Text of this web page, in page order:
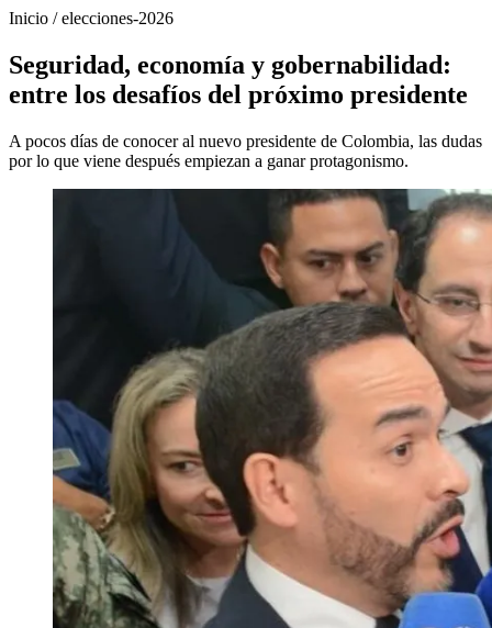
Inicio /elecciones-2026
Seguridad, economía y gobernabilidad:
entre los desafíos del próximo presidente
A pocos días de conocer al nuevo presidente de Colombia, las dudas
por lo que viene después empiezan a ganar protagonismo.